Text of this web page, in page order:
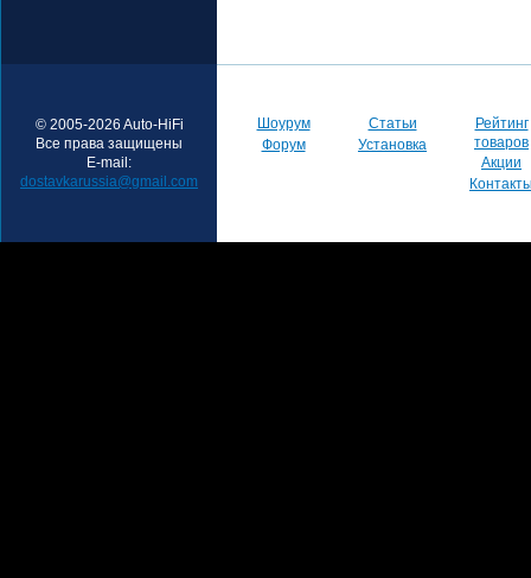
© 2005-2026 Auto-HiFi
Все права защищены
E-mail:
dostavkarussia@gmail.com
Шоурум
Форум
Статьи
Установка
Рейтинг
товаров
Акции